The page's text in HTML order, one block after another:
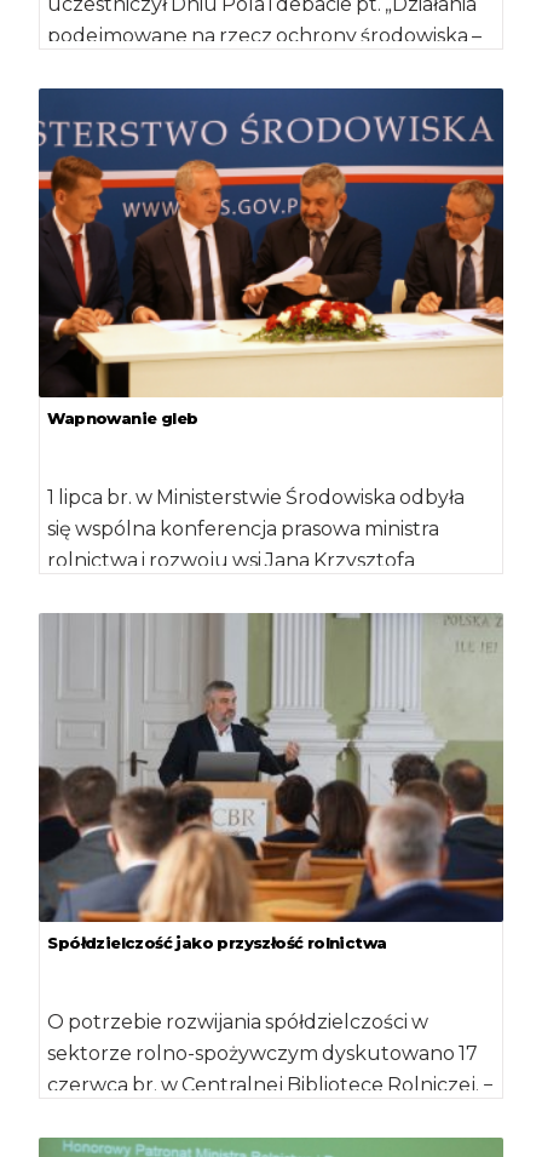
podejmowane na rzecz ochrony środowiska –
Wapnowanie gleb
1 lipca br. w Ministerstwie Środowiska odbyła
się wspólna konferencja prasowa ministra
rolnictwa i rozwoju wsi Jana Krzysztofa
Spółdzielczość jako przyszłość rolnictwa
O potrzebie rozwijania spółdzielczości w
sektorze rolno-spożywczym dyskutowano 17
czerwca br. w Centralnej Bibliotece Rolniczej. −